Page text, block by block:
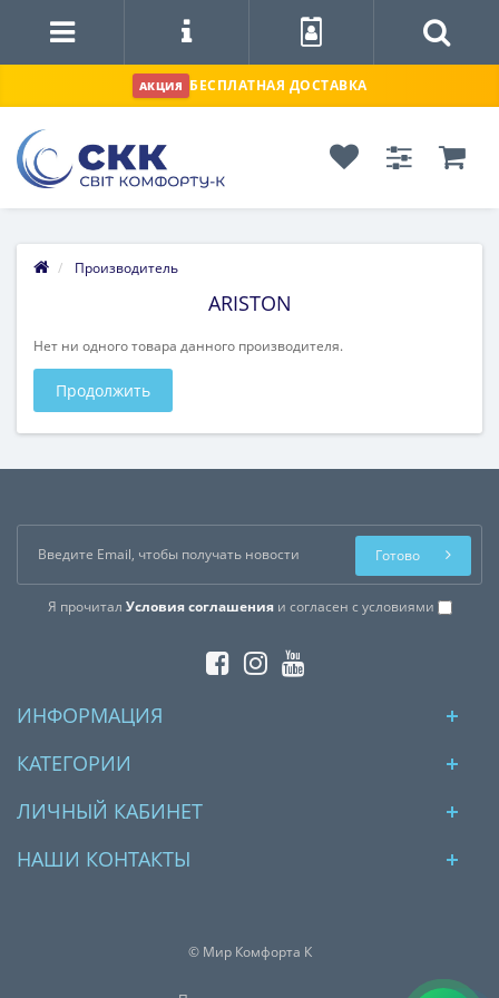
АКЦИЯ БЕСПЛАТНАЯ ДОСТАВКА
Производитель
ARISTON
Нет ни одного товара данного производителя.
Продолжить
Я прочитал Условия соглашенияи согласен с условиями
Готово
ИНФОРМАЦИЯ
КАТЕГОРИИ
ЛИЧНЫЙ КАБИНЕТ
НАШИ КОНТАКТЫ
© Мир Комфорта К